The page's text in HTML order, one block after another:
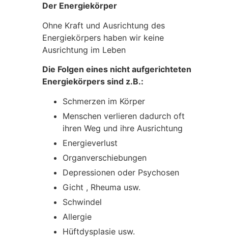
Der Energiekörper
Ohne Kraft und Ausrichtung des
Energiekörpers haben wir keine
Ausrichtung im Leben
Die Folgen eines nicht aufgerichteten
Energiekörpers sind z.B.:
Schmerzen im Körper
Menschen verlieren dadurch oft
ihren Weg und ihre Ausrichtung
Energieverlust
Organverschiebungen
Depressionen oder Psychosen
Gicht , Rheuma usw.
Schwindel
Allergie
Hüftdysplasie usw.